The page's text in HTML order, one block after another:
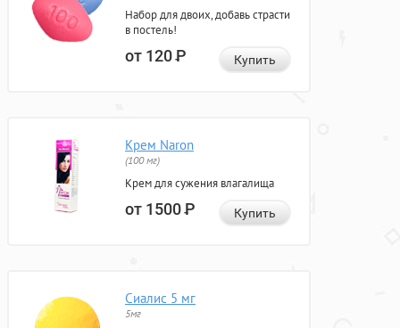
Набор для двоих, добавь страсти
в постель!
от 120Р Купить
Крем Naron
(100 мг)
Крем для сужения влагалища
от 1500Р Купить
Сиалис 5 мг
5мг